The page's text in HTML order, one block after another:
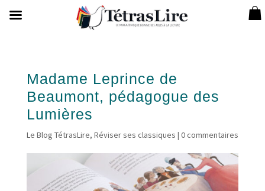
Madame Leprince de
Beaumont, pédagogue des
Lumières
Le Blog TétrasLire, Réviser ses classiques | 0 commentaires